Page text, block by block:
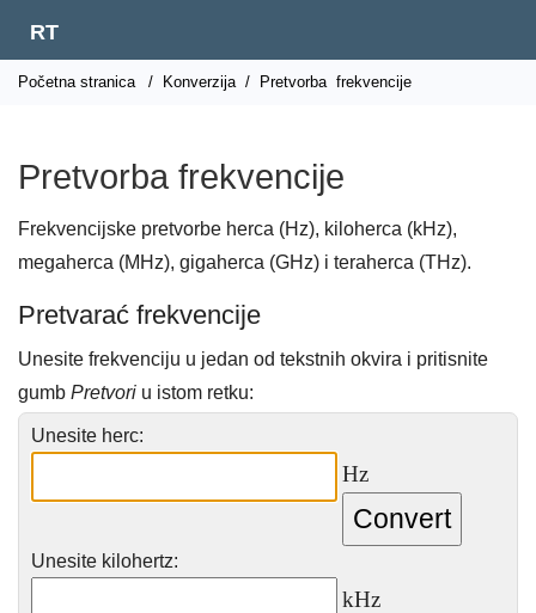
RT
Početna stranica / Konverzija / Pretvorba frekvencije
Pretvorba frekvencije
Frekvencijske pretvorbe herca (Hz), kiloherca (kHz),
megaherca (MHz), gigaherca (GHz) i teraherca (THz).
Pretvarać frekvencije
Unesite frekvenciju u jedan od tekstnih okvira i pritisnite
gumb Pretvori u istom retku:
Unesite herc:
Hz
Unesite kilohertz:
kHz